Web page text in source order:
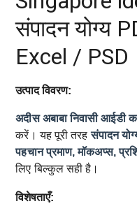
संपादन योग्य
Excel / PSD
उत्पाद विवरण:
अदीस अबाबा निवासी आईडी
करें। यह पूरी तरहसंपादन
पहचान प्रमाण, मॉकअप्स,
लिए बिल्कुल सही है।
विशेषताएँ: